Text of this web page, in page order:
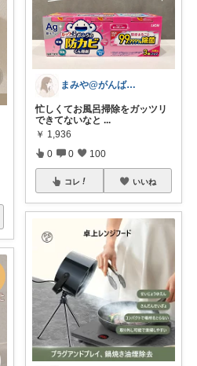
まみや@がんばりすぎない毎日を。
忙しくてお風呂掃除をガッツリ
できてないなと ...
￥ 1,936
0 0 100
コレ いいね